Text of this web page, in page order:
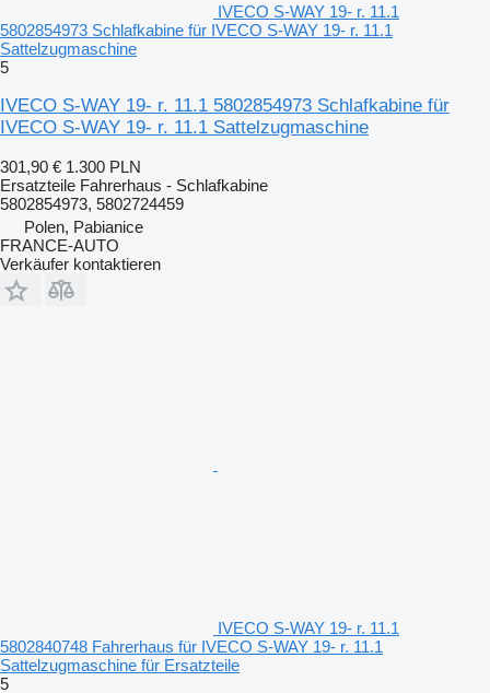
IVECO S-WAY 19- r. 11.1
5802854973 Schlafkabine für IVECO S-WAY 19- r. 11.1
Sattelzugmaschine
5
IVECO S-WAY 19- r. 11.1 5802854973 Schlafkabine für
IVECO S-WAY 19- r. 11.1 Sattelzugmaschine
301,90 € 1.300 PLN
Ersatzteile Fahrerhaus - Schlafkabine
5802854973, 5802724459
Polen, Pabianice
FRANCE-AUTO
Verkäufer kontaktieren
IVECO S-WAY 19- r. 11.1
5802840748 Fahrerhaus für IVECO S-WAY 19- r. 11.1
Sattelzugmaschine für Ersatzteile
5